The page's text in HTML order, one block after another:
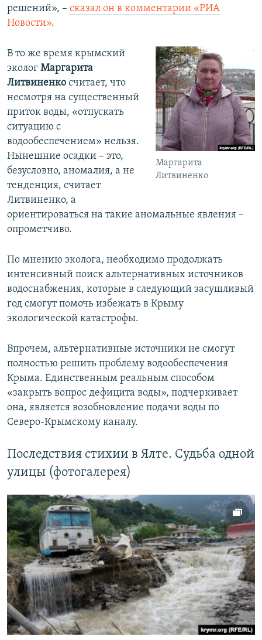
решений», – сказал он в комментарии «РИА
Новости».
Маргарита
Литвиненко
В то же время крымский
эколог Маргарита
Литвиненко считает, что
несмотря на существенный
приток воды, «отпускать
ситуацию с
водообеспечением» нельзя.
Нынешние осадки – это,
безусловно, аномалия, а не
тенденция, считает
Литвиненко, а
ориентироваться на такие аномальные явления –
опрометчиво.
По мнению эколога, необходимо продолжать
интенсивный поиск альтернативных источников
водоснабжения, которые в следующий засушливый
год смогут помочь избежать в Крыму
экологической катастрофы.
Впрочем, альтернативные источники не смогут
полностью решить проблему водообеспечения
Крыма. Единственным реальным способом
«закрыть вопрос дефицита воды», подчеркивает
она, является возобновление подачи воды по
Северо-Крымскому каналу.
Последствия стихии в Ялте. Судьба одной
улицы (фотогалерея)